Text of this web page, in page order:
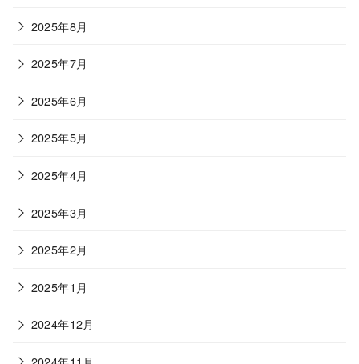
2025年8月
2025年7月
2025年6月
2025年5月
2025年4月
2025年3月
2025年2月
2025年1月
2024年12月